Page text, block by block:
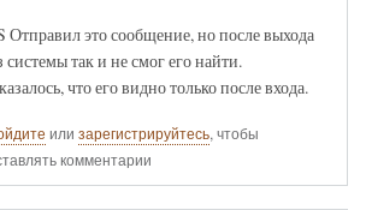
Отправил это сообщение, но после выхода
системы так и не смог его найти.
что его видно только после входа.
или зарегистрируйтесь, чтобы
комментарии